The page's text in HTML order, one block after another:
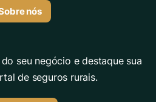
nós
seu negócio e destaque sua
de seguros rurais.